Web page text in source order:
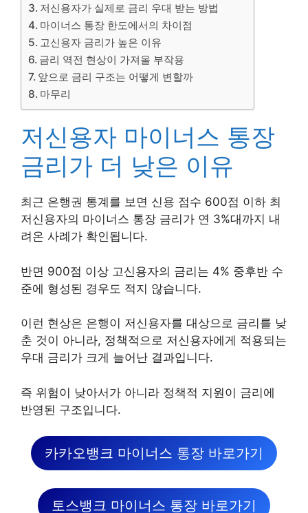
저신용자가 실제로 금리 우대 받는 방법
마이너스 통장 한도에서의 차이점
고신용자 금리가 높은 이유
금리 역전 현상이 가져올 부작용
앞으로 금리 구조는 어떻게 변할까
마무리
저신용자 마이너스 통장
금리가 더 낮은 이유
최근 은행권 통계를 보면 신용 점수 600점 이하 최
저신용자의 마이너스 통장 금리가 연 3%대까지 내
려온 사례가 확인됩니다.
반면 900점 이상 고신용자의 금리는 4% 중후반 수
준에 형성된 경우도 적지 않습니다.
이런 현상은 은행이 저신용자를 대상으로 금리를 낮
춘 것이 아니라, 정책적으로 저신용자에게 적용되는
우대 금리가 크게 늘어난 결과입니다.
즉 위험이 낮아서가 아니라 정책적 지원이 금리에
반영된 구조입니다.
카카오뱅크 마이너스 통장 바로가기
토스뱅크 마이너스 통장 바로가기